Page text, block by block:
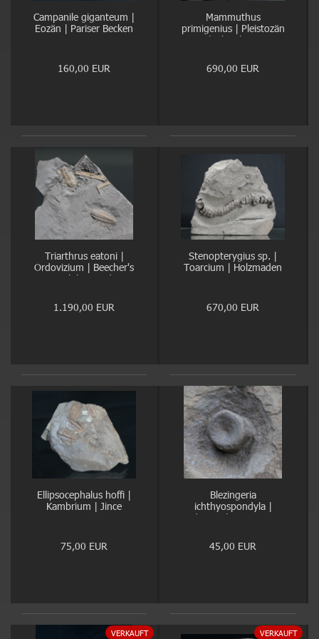
Campanile giganteum |
Eozän | Pariser Becken
160,00 EUR
Mammuthus
primigenius | Pleistozän
| Oberrhein
690,00 EUR
Triarthrus eatoni |
Ordovizium | Beecher's
Trilobite Bed
1.190,00 EUR
Stenopterygius sp. |
Toarcium | Holzmaden
670,00 EUR
Ellipsocephalus hoffi |
Kambrium | Jince
75,00 EUR
Blezingeria
ichthyospondyla |
Ladinium | Rems-Murr-
45,00 EUR
VERKAUFT VERKAUFT